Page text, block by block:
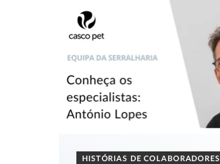
HISTÓRIAS DE COLABORADORES